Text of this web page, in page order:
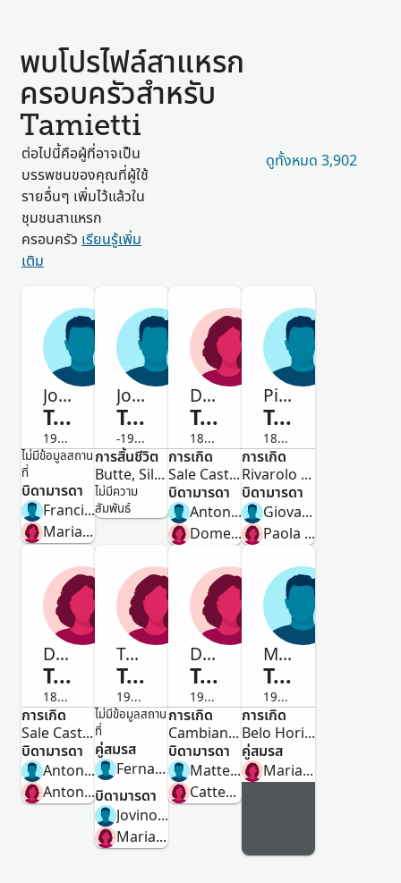
พบโปรไฟล์สาแหรก
ครอบครัวสำหรับ
Tamietti
ต่อไปนี้คือผู้ที่อาจเป็น
บรรพชนของคุณที่ผู้ใช้
รายอื่นๆ เพิ่มไว้แล้วใน
ชุมชนสาแหรก
ครอบครัว เรียนรู้เพิ่ม
เติม
ดูทั้งหมด 3,902
João
Tamietti
1946-1966
ชาย
ไม่มีข้อมูลสถาน
ที่
บิดามารดา
Francisco Tamietti
Maria da Conceição Ayres
John Baptiste
Tamietti
-1932
ชาย
การสิ้นชีวิต
Butte, Silver Bow, Montana, United States
ไม่มีความ
สัมพันธ์
Domenica
Tamietti
1886-ถึงแก่กรรม
หญิง
การเกิด
Sale Castelnuovo, Torino, Piedmont, Italy
บิดามารดา
Antonio Pietro Tamietto
Domenica Pagliero
Pietro Giuseppe Giacomo
Tamietti
1888-ถึงแก่กรรม
ชาย
การเกิด
Rivarolo Canavese, Turin, Piedmont, Italy
บิดามารดา
Giovanni Antonio Tamietti
Paola Vota
Domenica Maria
Tamietti
1841-1844
หญิง
การเกิด
Sale Castelnuovo, Torino, Piemonte, Italy
บิดามารดา
Antonio Tamietti
Antonia Maria Croce
Terezinha
Tamietti
1930-2011
หญิง
ไม่มีข้อมูลสถาน
ที่
คู่สมรส
Fernando Tamietti
บิดามารดา
Jovino Ricardo Dos Santos
Maria Da Conceição Fonseca
Domenica Maria
Tamietti
1912-ถึงแก่กรรม
หญิง
การเกิด
Cambiano, Torino, Piemonte, Italia
บิดามารดา
Matteo Tamietti
Catterina Cavaglià
Mario
Tamietti
1914-1986
ชาย
การเกิด
Belo Horizonte, Minas Gerais, Brasil
คู่สมรส
Maria Das Mercês Tamietti